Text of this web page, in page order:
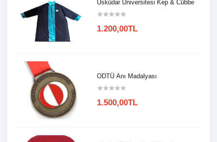
Üsküdar Üniversitesi Kep & Cübbe
1.200,00TL
ODTÜ Anı Madalyası
1.500,00TL